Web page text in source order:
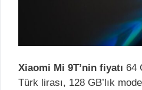
Xiaomi Mi 9T’nin fiyatı 64
Türk lirası, 128 GB’lık